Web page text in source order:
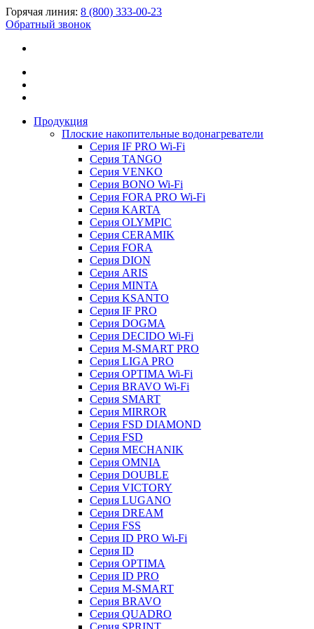
Горячая линия: 8 (800) 333-00-23
Обратный звонок
Продукция
Плоские накопительные водонагреватели
Серия IF PRO Wi-Fi
Серия TANGO
Серия VENKO
Серия BONO Wi-Fi
Серия FORA PRO Wi-Fi
Серия KARTA
Серия OLYMPIC
Серия CERAMIK
Серия FORA
Серия DION
Серия ARIS
Серия MINTA
Серия KSANTO
Серия IF PRO
Серия DOGMA
Серия DECIDO Wi-Fi
Серия M-SMART PRO
Серия LIGA PRO
Серия OPTIMA Wi-Fi
Серия BRAVO Wi-Fi
Серия SMART
Серия MIRROR
Серия FSD DIAMOND
Серия FSD
Серия MECHANIK
Серия OMNIA
Серия DOUBLE
Серия VICTORY
Серия LUGANO
Серия DREAM
Серия FSS
Серия ID PRO Wi-Fi
Серия ID
Серия OPTIMA
Серия ID PRO
Серия M-SMART
Серия BRAVO
Серия QUADRO
Серия SPRINT